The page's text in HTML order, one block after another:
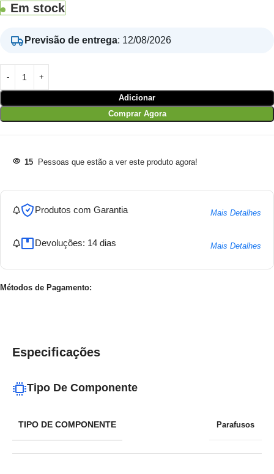
Em stock
Previsão de entrega: 12/08/2026
Adicionar
Comprar Agora
15 Pessoas que estão a ver este produto agora!
Produtos com Garantia Mais Detalhes
Devoluções: 14 dias Mais Detalhes
Métodos de Pagamento:
Especificações
Tipo De Componente
TIPO DE COMPONENTE Parafusos